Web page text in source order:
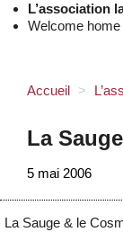
L’association
Welcome home
Accueil >
La Sauge
5 mai 2006
La Sauge & le